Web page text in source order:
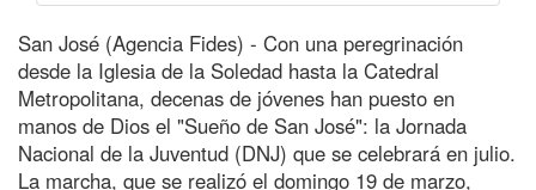
San José (Agencia Fides) - Con una peregrinación
desde la Iglesia de la Soledad hasta la Catedral
Metropolitana, decenas de jóvenes han puesto en
manos de Dios el "Sueño de San José": la Jornada
Nacional de la Juventud (DNJ) que se celebrará en julio.
La marcha, que se realizó el domingo 19 de marzo,